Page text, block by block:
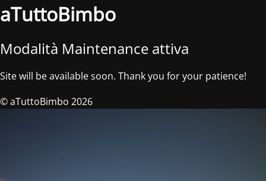
aTuttoBimbo
Modalità Maintenance attiva
Site will be available soon. Thank you for your patience!
© aTuttoBimbo 2026